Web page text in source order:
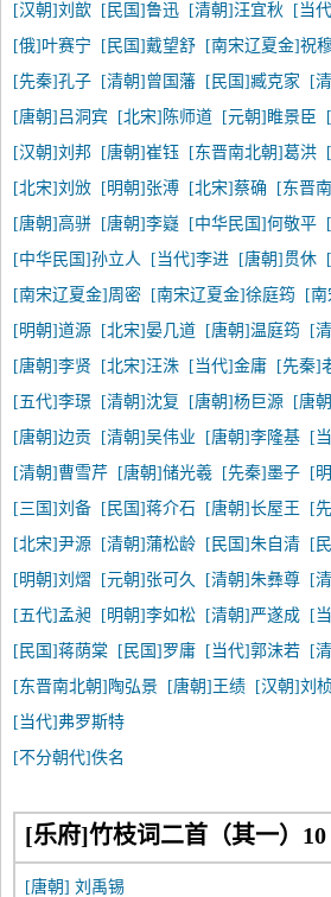
[汉朝]刘歆
[民国]鲁迅 [清朝]汪宜秋 [当
[俄]叶赛宁
[民国]戴望舒 [南宋辽夏金]祝
[先秦]孔子
[清朝]曾国藩 [民国]臧克家 [
[唐朝]吕洞宾
[北宋]陈师道 [元朝]睢景臣
[汉朝]刘邦
[唐朝]崔钰 [东晋南北朝]葛洪
[北宋]刘攽
[明朝]张溥 [北宋]蔡确 [东晋
[唐朝]高骈
[唐朝]李嶷 [中华民国]何敬平
[中华民国]孙立人
[当代]李进 [唐朝]贯休
[南宋辽夏金]周密
[南宋辽夏金]徐庭筠 [
[明朝]道源
[北宋]晏几道 [唐朝]温庭筠 [
[唐朝]李贤
[北宋]汪洙 [当代]金庸 [先秦]
[五代]李璟
[清朝]沈复 [唐朝]杨巨源 [唐
[唐朝]边贡
[清朝]吴伟业 [唐朝]李隆基 [
[清朝]曹雪芹
[唐朝]储光羲 [先秦]墨子 [
[三国]刘备
[民国]蒋介石 [唐朝]长屋王 [
[北宋]尹源
[清朝]蒲松龄 [民国]朱自清 [
[明朝]刘熠
[元朝]张可久 [清朝]朱彝尊 [
[五代]孟昶
[明朝]李如松 [清朝]严遂成 [
[民国]蒋荫棠
[民国]罗庸 [当代]郭沫若 [
[东晋南北朝]陶弘景
[唐朝]王绩 [汉朝]刘桢
[当代]弗罗斯特
[不分朝代]佚名
[乐府]竹枝词二首（其一）10
[唐朝] 刘禹锡